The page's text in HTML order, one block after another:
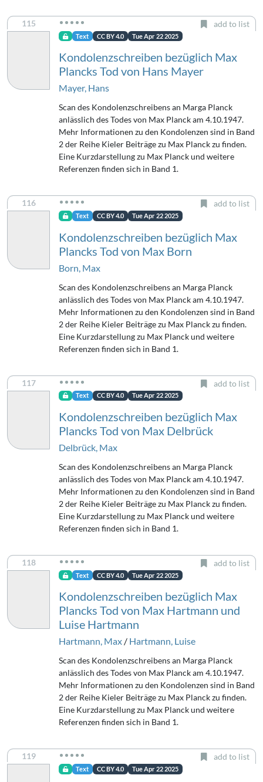
115 add to list
Text CC BY 4.0 Tue Apr 22 2025
Kondolenzschreiben bezüglich Max
Plancks Tod von Hans Mayer
Mayer, Hans
Scan des Kondolenzschreibens an Marga Planck
anlässlich des Todes von Max Planck am 4.10.1947.
Mehr Informationen zu den Kondolenzen sind in Band
2 der Reihe Kieler Beiträge zu Max Planck zu finden.
Eine Kurzdarstellung zu Max Planck und weitere
Referenzen finden sich in Band 1.
116 add to list
Text CC BY 4.0 Tue Apr 22 2025
Kondolenzschreiben bezüglich Max
Plancks Tod von Max Born
Born, Max
Scan des Kondolenzschreibens an Marga Planck
anlässlich des Todes von Max Planck am 4.10.1947.
Mehr Informationen zu den Kondolenzen sind in Band
2 der Reihe Kieler Beiträge zu Max Planck zu finden.
Eine Kurzdarstellung zu Max Planck und weitere
Referenzen finden sich in Band 1.
117 add to list
Text CC BY 4.0 Tue Apr 22 2025
Kondolenzschreiben bezüglich Max
Plancks Tod von Max Delbrück
Delbrück, Max
Scan des Kondolenzschreibens an Marga Planck
anlässlich des Todes von Max Planck am 4.10.1947.
Mehr Informationen zu den Kondolenzen sind in Band
2 der Reihe Kieler Beiträge zu Max Planck zu finden.
Eine Kurzdarstellung zu Max Planck und weitere
Referenzen finden sich in Band 1.
118 add to list
Text CC BY 4.0 Tue Apr 22 2025
Kondolenzschreiben bezüglich Max
Plancks Tod von Max Hartmann und
Luise Hartmann
Hartmann, Max / Hartmann, Luise
Scan des Kondolenzschreibens an Marga Planck
anlässlich des Todes von Max Planck am 4.10.1947.
Mehr Informationen zu den Kondolenzen sind in Band
2 der Reihe Kieler Beiträge zu Max Planck zu finden.
Eine Kurzdarstellung zu Max Planck und weitere
Referenzen finden sich in Band 1.
119 add to list
Text CC BY 4.0 Tue Apr 22 2025